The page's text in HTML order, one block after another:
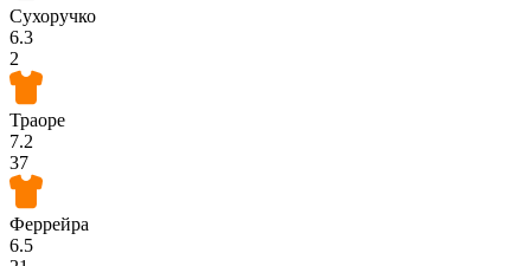
Сухоручко
6.3
2
Траоре
7.2
37
Феррейра
6.5